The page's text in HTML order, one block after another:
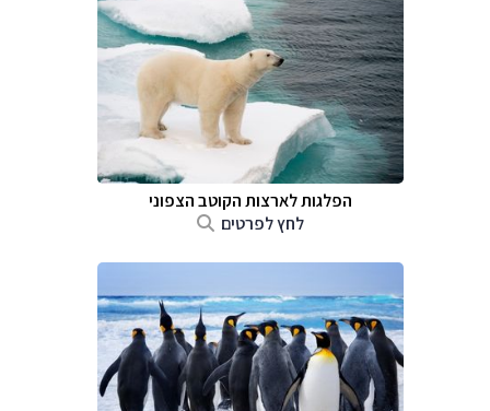
הפלגות לארצות הקוטב הצפוני
לחץ לפרטים